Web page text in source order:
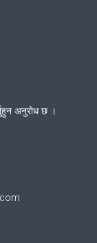
अनुरोध छ ।